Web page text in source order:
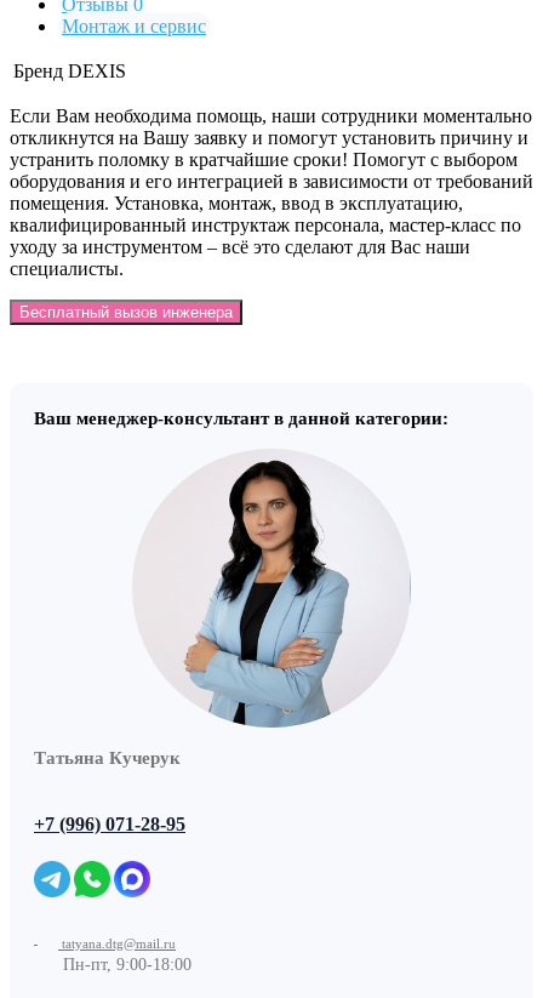
Монтаж и сервис
Бренд DEXIS
Если Вам необходима помощь, наши сотрудники моментально
откликнутся на Вашу заявку и помогут установить причину и
устранить поломку в кратчайшие сроки! Помогут с выбором
оборудования и его интеграцией в зависимости от требований
помещения. Установка, монтаж, ввод в эксплуатацию,
квалифицированный инструктаж персонала, мастер-класс по
уходу за инструментом – всё это сделают для Вас наши
специалисты.
Бесплатный вызов инженера
Ваш менеджер-консультант в данной категории:
Татьяна Кучерук
+7 (996) 071-28-95
tatyana.dtg@mail.ru
Пн-пт, 9:00-18:00